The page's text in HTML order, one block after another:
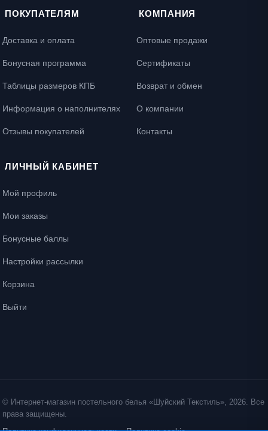
ПОКУПАТЕЛЯМ
Доставка и оплата
Бонусная программа
Таблицы размеров КПБ
Информация о наполнителях
Отзывы покупателей
КОМПАНИЯ
Оптовые продажи
Сертификаты
Возврат и обмен
О компании
Контакты
ЛИЧНЫЙ КАБИНЕТ
Мой профиль
Мои заказы
Бонусные баллы
Настройки рассылки
Корзина
Выйти
© Интернет-магазин постельного белья «Шуйский Текстиль», 2026. Все
права защищены.